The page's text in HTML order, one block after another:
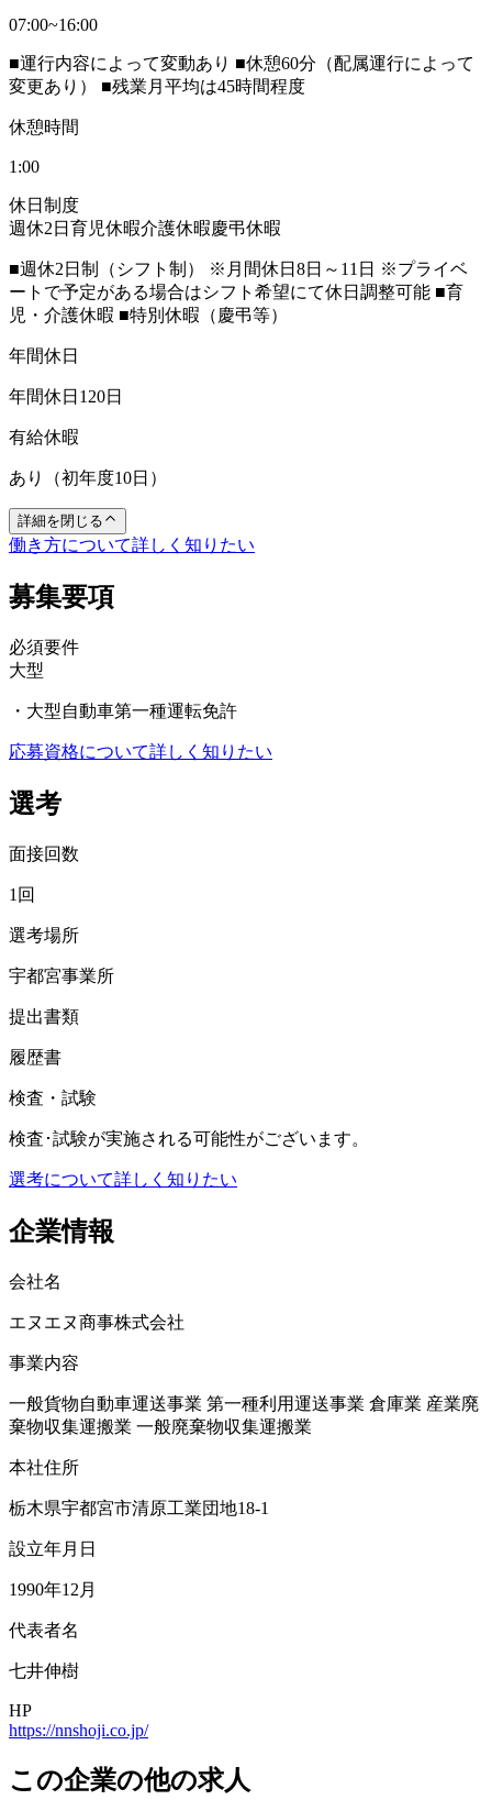
07:00~16:00
■運行内容によって変動あり ■休憩60分（配属運行によって
変更あり） ■残業月平均は45時間程度
休憩時間
1:00
休日制度
週休2日 育児休暇介護休暇慶弔休暇
■週休2日制（シフト制） ※月間休日8日～11日 ※プライベ
ートで予定がある場合はシフト希望にて休日調整可能 ■育
児・介護休暇 ■特別休暇（慶弔等）
年間休日
年間休日120日
有給休暇
あり（初年度10日）
詳細を閉じる
働き方について詳しく知りたい
募集要項
必須要件
大型
・大型自動車第一種運転免許
応募資格について詳しく知りたい
選考
面接回数
1回
選考場所
宇都宮事業所
提出書類
履歴書
検査・試験
検査･試験が実施される可能性がございます。
選考について詳しく知りたい
企業情報
会社名
エヌエヌ商事株式会社
事業内容
一般貨物自動車運送事業 第一種利用運送事業 倉庫業 産業廃
棄物収集運搬業 一般廃棄物収集運搬業
本社住所
栃木県宇都宮市清原工業団地18-1
設立年月日
1990年12月
代表者名
七井伸樹
HP
https://nnshoji.co.jp/
この企業の他の求人